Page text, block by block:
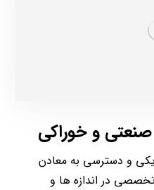
و خوراکی
و دسترسی به معادن
در اندازه ها و